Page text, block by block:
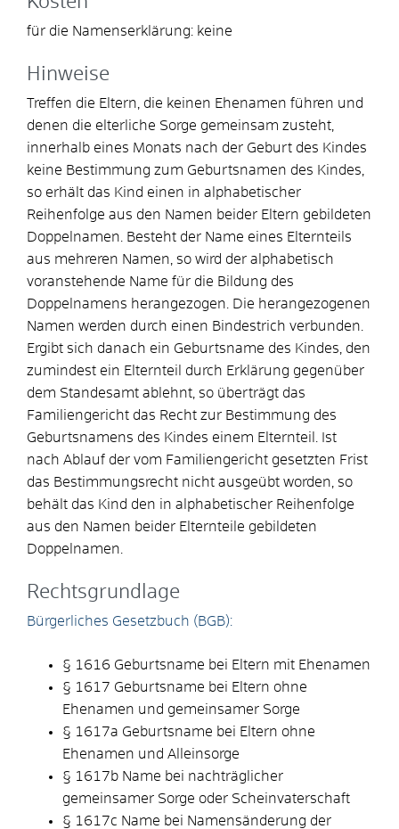
für die Namenserklärung: keine
Hinweise
Treffen die Eltern, die keinen Ehenamen führen und
denen die elterliche Sorge gemeinsam zusteht,
innerhalb eines Monats nach der Geburt des Kindes
keine Bestimmung zum Geburtsnamen des Kindes,
so erhält das Kind einen in alphabetischer
Reihenfolge aus den Namen beider Eltern gebildeten
Doppelnamen. Besteht der Name eines Elternteils
aus mehreren Namen, so wird der alphabetisch
voranstehende Name für die Bildung des
Doppelnamens herangezogen. Die herangezogenen
Namen werden durch einen Bindestrich verbunden.
Ergibt sich danach ein Geburtsname des Kindes, den
zumindest ein Elternteil durch Erklärung gegenüber
dem Standesamt ablehnt, so überträgt das
Familiengericht das Recht zur Bestimmung des
Geburtsnamens des Kindes einem Elternteil. Ist
nach Ablauf der vom Familiengericht gesetzten Frist
das Bestimmungsrecht nicht ausgeübt worden, so
behält das Kind den in alphabetischer Reihenfolge
aus den Namen beider Elternteile gebildeten
Doppelnamen.
Rechtsgrundlage
Bürgerliches Gesetzbuch (BGB):
§ 1616 Geburtsname bei Eltern mit Ehenamen
§ 1617 Geburtsname bei Eltern ohne
Ehenamen und gemeinsamer Sorge
§ 1617a Geburtsname bei Eltern ohne
Ehenamen und Alleinsorge
§ 1617b Name bei nachträglicher
gemeinsamer Sorge oder Scheinvaterschaft
§ 1617c Name bei Namensänderung der